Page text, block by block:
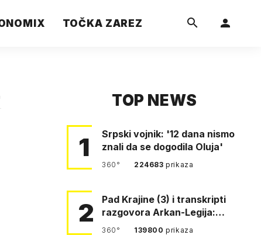
TOČKA ZAREZ
TOP NEWS
1
Srpski vojnik: '12 dana nismo
znali da se dogodila Oluja'
360° 224683prikaza
2
Pad Krajine (3) i transkripti
razgovora Arkan-Legija:
'Čujem, prelazite ustašam…
360° 139800prikaza